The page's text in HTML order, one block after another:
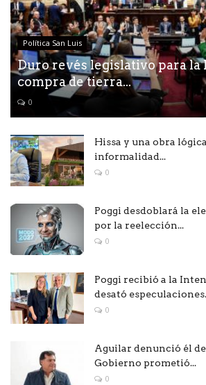
Política San Luis
Duro revés legislativo para la
compra de tierra...
0
Hissa y una obra
informalidad...
0
Poggi desdoblará la
por la reelección...
0
Poggi recibió a la
desató
0
Aguilar denunció él
Gobierno prometió...
0